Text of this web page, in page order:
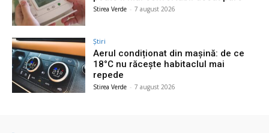
Stirea Verde - 7 august 2026
Știri
Aerul condiționat din mașină: de ce
18°C nu răcește habitaclul mai
repede
Stirea Verde - 7 august 2026